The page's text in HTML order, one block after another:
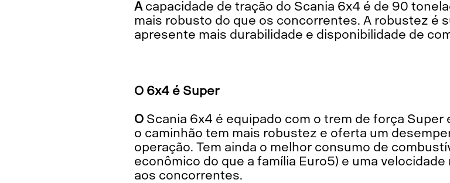
A capacidade de tração do Scania 6x4 é de 90 toneladas e, no mínimo, 10 toneladas
mais robusto do que os concorrentes. A robustez é
apresente mais durabilidade e disponibilidade de
O 6x4 é Super
O Scania 6x4 é equipado com o trem de força Super e 560 cavalos de potência. Assim,
o caminhão tem mais robustez e oferta um
operação. Tem ainda o melhor consumo de
econômico do que a família Euro5) e uma velocidade
aos concorrentes.